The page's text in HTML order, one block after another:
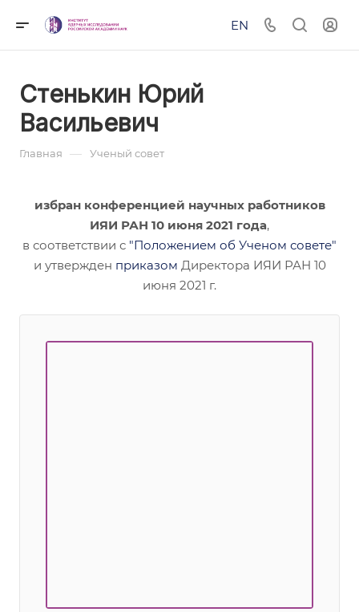
EN
Стенькин Юрий
Васильевич
Главная — Ученый совет
избран конференцией научных работников
ИЯИ РАН 10 июня 2021 года,
в соответствии с "Положением об Ученом совете"
и утвержден приказом Директора ИЯИ РАН 10
июня 2021 г.